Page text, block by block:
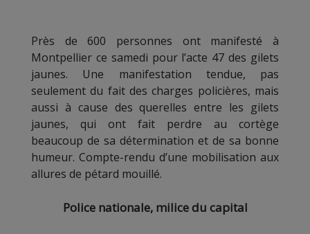
Près de 600 personnes ont manifesté à
Montpellier ce samedi pour l’acte 47 des gilets
jaunes. Une manifestation tendue, pas
seulement du fait des charges policières, mais
aussi à cause des querelles entre les gilets
jaunes, qui ont fait perdre au cortège
beaucoup de sa détermination et de sa bonne
humeur. Compte-rendu d’une mobilisation aux
allures de pétard mouillé.
Police nationale, milice du capital